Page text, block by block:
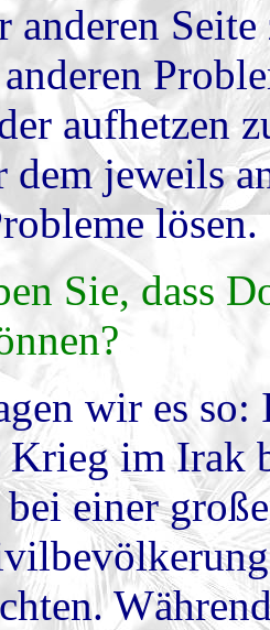
anderen
aufhetzen
dem jeweils
lösen.
Sie, dass
wir es
Krieg im Irak
einer